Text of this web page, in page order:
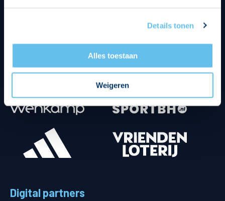
Details tonen
Alles toestaan
Weigeren
Digital partners